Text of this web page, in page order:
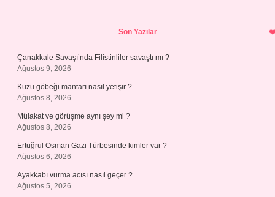
Son Yazılar
Çanakkale Savaşı’nda Filistinliler savaştı mı ?
Ağustos 9, 2026
Kuzu göbeği mantarı nasıl yetişir ?
Ağustos 8, 2026
Mülakat ve görüşme aynı şey mi ?
Ağustos 8, 2026
Ertuğrul Osman Gazi Türbesinde kimler var ?
Ağustos 6, 2026
Ayakkabı vurma acısı nasıl geçer ?
Ağustos 5, 2026